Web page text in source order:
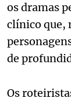
os dramas
clínico que,
de
Os